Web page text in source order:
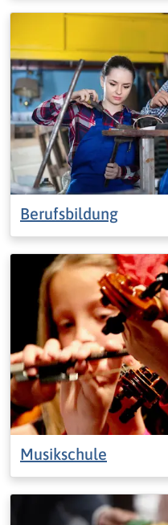
Berufsbildung
Musikschule